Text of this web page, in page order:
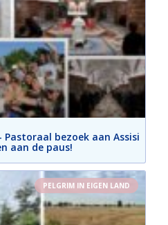
Pastoraal bezoek aan Assisi
aan de paus!
PELGRIM IN EIGEN LAND